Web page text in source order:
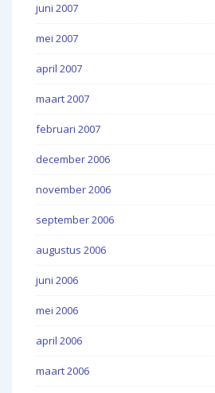
juni 2007
mei 2007
april 2007
maart 2007
februari 2007
december 2006
november 2006
september 2006
augustus 2006
juni 2006
mei 2006
april 2006
maart 2006